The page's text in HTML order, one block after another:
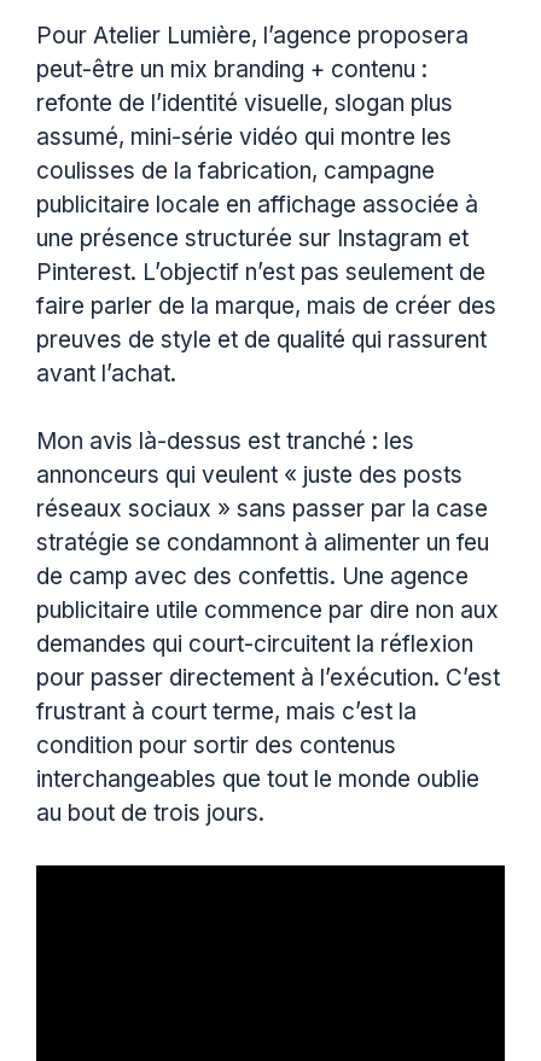
Pour Atelier Lumière, l’agence proposera
peut-être un mix branding + contenu :
refonte de l’identité visuelle, slogan plus
assumé, mini-série vidéo qui montre les
coulisses de la fabrication, campagne
publicitaire locale en affichage associée à
une présence structurée sur Instagram et
Pinterest. L’objectif n’est pas seulement de
faire parler de la marque, mais de créer des
preuves de style et de qualité qui rassurent
avant l’achat.
Mon avis là-dessus est tranché : les
annonceurs qui veulent « juste des posts
réseaux sociaux » sans passer par la case
stratégie se condamnont à alimenter un feu
de camp avec des confettis. Une agence
publicitaire utile commence par dire non aux
demandes qui court-circuitent la réflexion
pour passer directement à l’exécution. C’est
frustrant à court terme, mais c’est la
condition pour sortir des contenus
interchangeables que tout le monde oublie
au bout de trois jours.